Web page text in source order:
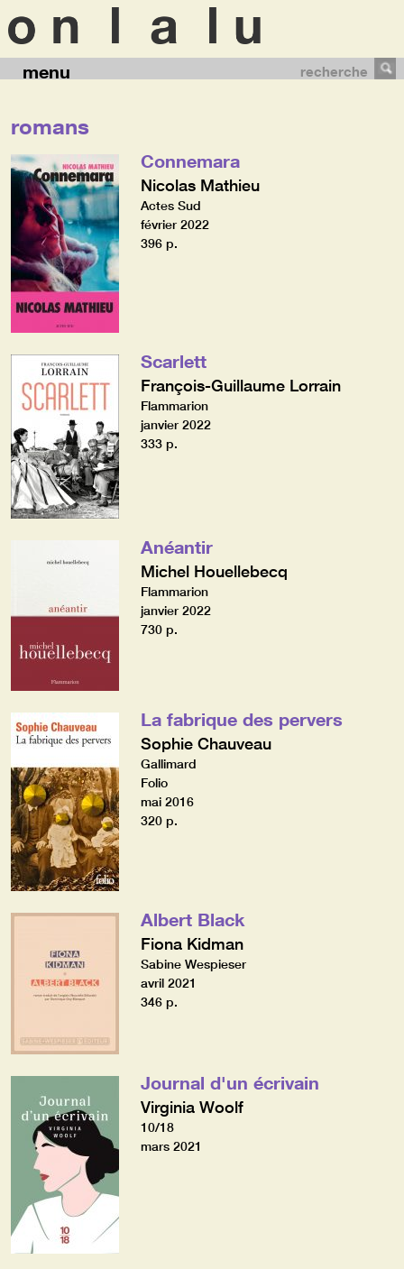
menu recherche
romans
Connemara
Nicolas Mathieu
Actes Sud
février 2022
396 p.
Scarlett
François-Guillaume Lorrain
Flammarion
janvier 2022
333 p.
Anéantir
Michel Houellebecq
Flammarion
janvier 2022
730 p.
La fabrique des pervers
Sophie Chauveau
Gallimard
Folio
mai 2016
320 p.
Albert Black
Fiona Kidman
Sabine Wespieser
avril 2021
346 p.
Journal d'un écrivain
Virginia Woolf
10/18
mars 2021